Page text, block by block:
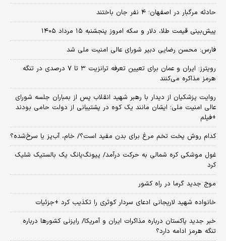
حادثه مرگبار در اصفهان؛ ۴ نفر جان باختند
پیش‌بینی قیمت طلا، دلار و سکه امروز پنجشنبه ۱۵ مرداد ۱۴۰۵
فارس: محسن رضایی دبیر شورای عالی امنیت ملی شد
رویترز: ایران و عمان برای تعیین تعرفه ترانزیت ۳ تا ۷ درصدی در تنگه
هرمز مذاکره می‌کنند
روایت پزشکیان از دیدار با رهبر شهید انقلاب پس از بمباران جلسه شورای
عالی امنیت ملی؛ ایشان مانند یک کوه در پشتیبانی از دولت حامی بودند
+فیلم
کدام روش پخت تخم مرغ برای بدن مفید است؟/ خام، آب‌پز یا سرخ‌شده؟
غول موشکی کره شمالی به حرکت درآمد/ پیونگ‌یانگ یک بالستیک شلیک
کرد
موج جدید گرما در راه کشور
خانواده شهید لاریجانی ادعای سردار کوثری را تکذیب کرد +جزئیات
خبر جدید پاکستان درباره مذاکرات ایران و آمریکا/ رایزنی کشورها درباره
تنگه هرمز ادامه دارد؟